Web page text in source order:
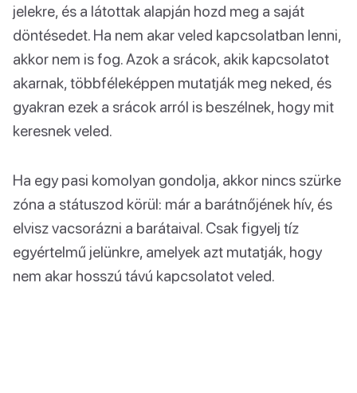
jelekre, és a látottak alapján hozd meg a saját
döntésedet. Ha nem akar veled kapcsolatban lenni,
akkor nem is fog. Azok a srácok, akik kapcsolatot
akarnak, többféleképpen mutatják meg neked, és
gyakran ezek a srácok arról is beszélnek, hogy mit
keresnek veled.
Ha egy pasi komolyan gondolja, akkor nincs szürke
zóna a státuszod körül: már a barátnőjének hív, és
elvisz vacsorázni a barátaival. Csak figyelj tíz
egyértelmű jelünkre, amelyek azt mutatják, hogy
nem akar hosszú távú kapcsolatot veled.